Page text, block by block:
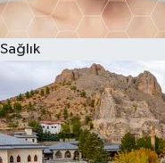
Sağlık